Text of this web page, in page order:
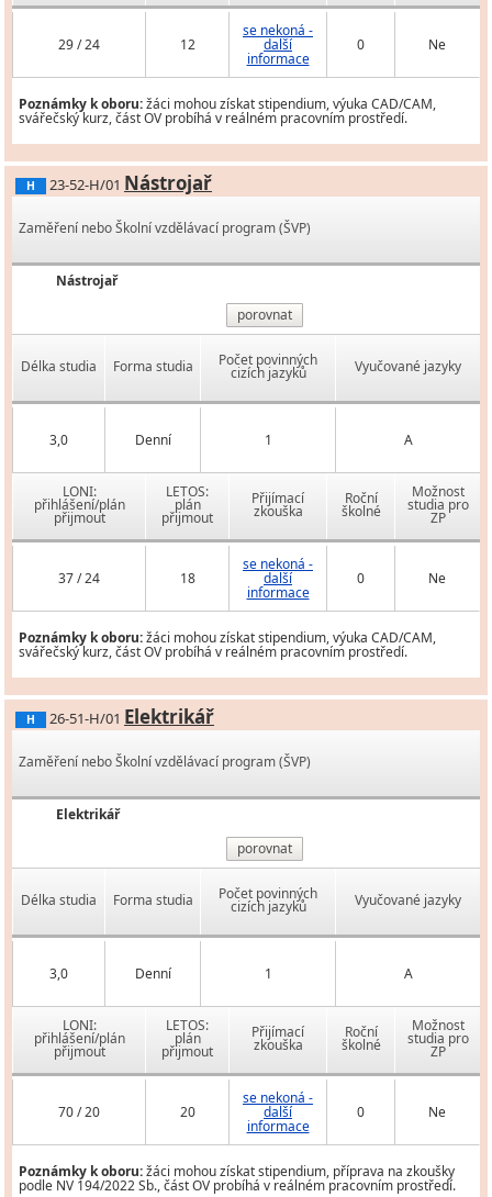
29 / 24 12
se nekoná -
další
informace
0 Ne
Poznámky k oboru:žáci mohou získat stipendium, výuka CAD/CAM,
svářečský kurz, část OV probíhá v reálném pracovním prostředí.
H 23-52-H/01 Nástrojař
Zaměření nebo Školní vzdělávací program (ŠVP)
Nástrojař
porovnat
Délka studia Forma studia Počet povinných
cizích jazyků Vyučované jazyky
3,0 Denní 1 A
LONI:
přihlášení/plán
přijmout
LETOS:
plán
přijmout
Přijímací
zkouška
Roční
školné
Možnost
studia pro
ZP
37 / 24 18
se nekoná -
další
informace
0 Ne
Poznámky k oboru:žáci mohou získat stipendium, výuka CAD/CAM,
svářečský kurz, část OV probíhá v reálném pracovním prostředí.
H 26-51-H/01 Elektrikář
Zaměření nebo Školní vzdělávací program (ŠVP)
Elektrikář
porovnat
Délka studia Forma studia Počet povinných
cizích jazyků Vyučované jazyky
3,0 Denní 1 A
LONI:
přihlášení/plán
přijmout
LETOS:
plán
přijmout
Přijímací
zkouška
Roční
školné
Možnost
studia pro
ZP
70 / 20 20
se nekoná -
další
informace
0 Ne
Poznámky k oboru:žáci mohou získat stipendium, příprava na zkoušky
podle NV 194/2022 Sb., část OV probíhá v reálném pracovním prostředí.